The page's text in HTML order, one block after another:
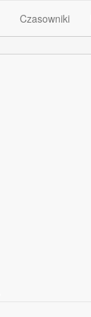
Czasowniki